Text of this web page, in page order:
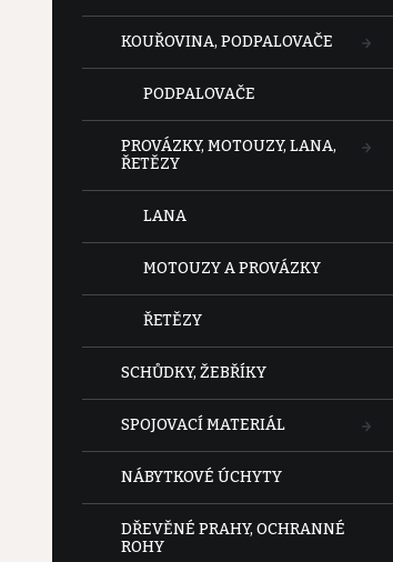
KOUŘOVINA, PODPALOVAČE
PODPALOVAČE
PROVÁZKY, MOTOUZY, LANA,
ŘETĚZY
LANA
MOTOUZY A PROVÁZKY
ŘETĚZY
SCHŮDKY, ŽEBŘÍKY
SPOJOVACÍ MATERIÁL
NÁBYTKOVÉ ÚCHYTY
DŘEVĚNÉ PRAHY, OCHRANNÉ
ROHY